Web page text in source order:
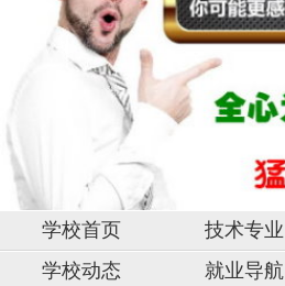
学校首页 技术专业
学校动态
就业导航